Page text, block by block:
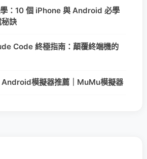
：10 個 iPhone 與 Android 必學
訣
Code 終極指南：顛覆終端機的
Android模擬器推薦｜MuMu模擬器